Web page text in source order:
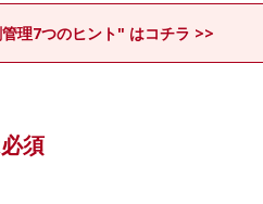
理7つのヒント" はコチラ >>
須